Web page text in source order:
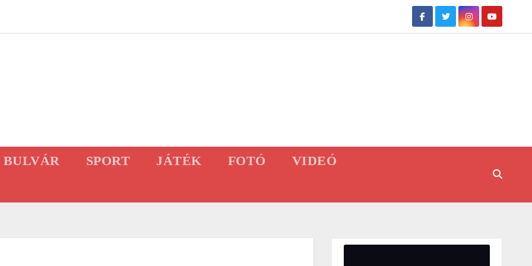
BULVÁR SPORT JÁTÉK FOTÓ
VIDEÓ